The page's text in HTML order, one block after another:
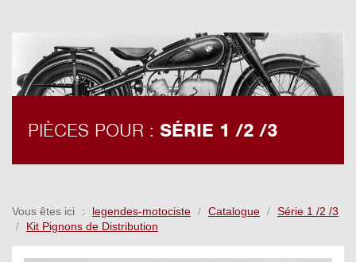
PIÈCES POUR : SÉRIE 1 /2 /3
Vous êtes ici legendes-motociste Catalogue
Série 1 /2 /3
Kit Pignons de Distribution